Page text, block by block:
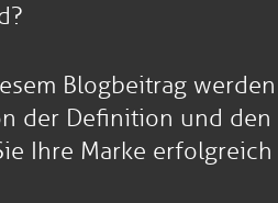
Blogbeitrag
der Definition und
Ihre Marke erfolgreich